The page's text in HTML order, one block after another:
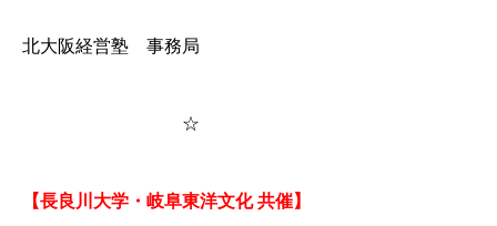
北大阪経営塾 事務局
☆
【長良川大学・岐阜東洋文化 共催】